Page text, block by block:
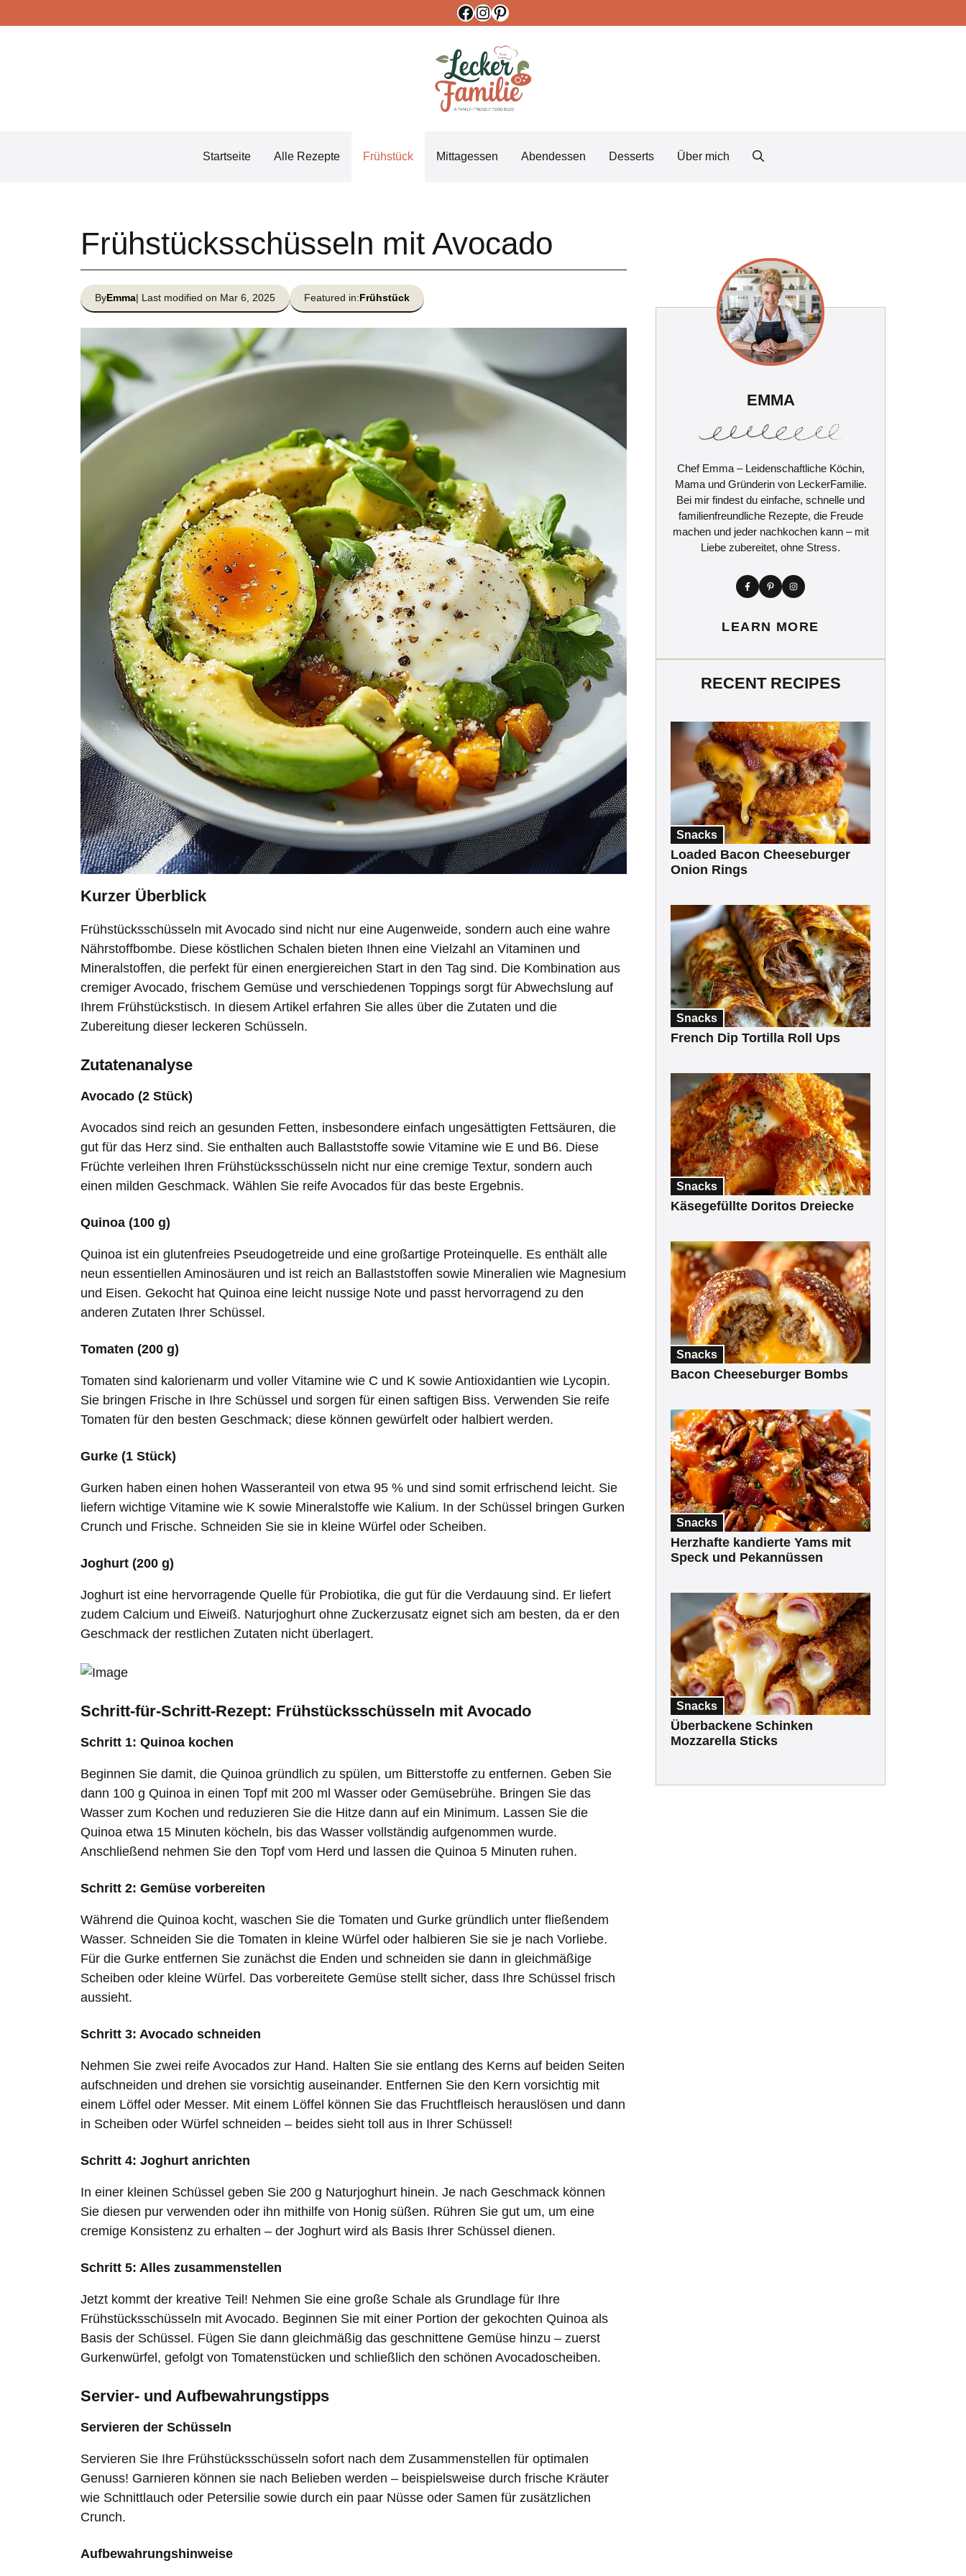
Facebook
Instagram
Pinterest
Startseite Alle Rezepte Frühstück Mittagessen Abendessen Desserts Über mich
Frühstücksschüsseln mit Avocado
ByEmma| Last modified on Mar 6, 2025 Featured in:Frühstück
Kurzer Überblick
Frühstücksschüsseln mit Avocado sind nicht nur eine Augenweide, sondern auch eine wahre
Nährstoffbombe. Diese köstlichen Schalen bieten Ihnen eine Vielzahl an Vitaminen und
Mineralstoffen, die perfekt für einen energiereichen Start in den Tag sind. Die Kombination aus
cremiger Avocado, frischem Gemüse und verschiedenen Toppings sorgt für Abwechslung auf
Ihrem Frühstückstisch. In diesem Artikel erfahren Sie alles über die Zutaten und die
Zubereitung dieser leckeren Schüsseln.
Zutatenanalyse
Avocado (2 Stück)
Avocados sind reich an gesunden Fetten, insbesondere einfach ungesättigten Fettsäuren, die
gut für das Herz sind. Sie enthalten auch Ballaststoffe sowie Vitamine wie E und B6. Diese
Früchte verleihen Ihren Frühstücksschüsseln nicht nur eine cremige Textur, sondern auch
einen milden Geschmack. Wählen Sie reife Avocados für das beste Ergebnis.
Quinoa (100 g)
Quinoa ist ein glutenfreies Pseudogetreide und eine großartige Proteinquelle. Es enthält alle
neun essentiellen Aminosäuren und ist reich an Ballaststoffen sowie Mineralien wie Magnesium
und Eisen. Gekocht hat Quinoa eine leicht nussige Note und passt hervorragend zu den
anderen Zutaten Ihrer Schüssel.
Tomaten (200 g)
Tomaten sind kalorienarm und voller Vitamine wie C und K sowie Antioxidantien wie Lycopin.
Sie bringen Frische in Ihre Schüssel und sorgen für einen saftigen Biss. Verwenden Sie reife
Tomaten für den besten Geschmack; diese können gewürfelt oder halbiert werden.
Gurke (1 Stück)
Gurken haben einen hohen Wasseranteil von etwa 95 % und sind somit erfrischend leicht. Sie
liefern wichtige Vitamine wie K sowie Mineralstoffe wie Kalium. In der Schüssel bringen Gurken
Crunch und Frische. Schneiden Sie sie in kleine Würfel oder Scheiben.
Joghurt (200 g)
Joghurt ist eine hervorragende Quelle für Probiotika, die gut für die Verdauung sind. Er liefert
zudem Calcium und Eiweiß. Naturjoghurt ohne Zuckerzusatz eignet sich am besten, da er den
Geschmack der restlichen Zutaten nicht überlagert.
Schritt-für-Schritt-Rezept: Frühstücksschüsseln mit Avocado
Schritt 1: Quinoa kochen
Beginnen Sie damit, die Quinoa gründlich zu spülen, um Bitterstoffe zu entfernen. Geben Sie
dann 100 g Quinoa in einen Topf mit 200 ml Wasser oder Gemüsebrühe. Bringen Sie das
Wasser zum Kochen und reduzieren Sie die Hitze dann auf ein Minimum. Lassen Sie die
Quinoa etwa 15 Minuten köcheln, bis das Wasser vollständig aufgenommen wurde.
Anschließend nehmen Sie den Topf vom Herd und lassen die Quinoa 5 Minuten ruhen.
Schritt 2: Gemüse vorbereiten
Während die Quinoa kocht, waschen Sie die Tomaten und Gurke gründlich unter fließendem
Wasser. Schneiden Sie die Tomaten in kleine Würfel oder halbieren Sie sie je nach Vorliebe.
Für die Gurke entfernen Sie zunächst die Enden und schneiden sie dann in gleichmäßige
Scheiben oder kleine Würfel. Das vorbereitete Gemüse stellt sicher, dass Ihre Schüssel frisch
aussieht.
Schritt 3: Avocado schneiden
Nehmen Sie zwei reife Avocados zur Hand. Halten Sie sie entlang des Kerns auf beiden Seiten
aufschneiden und drehen sie vorsichtig auseinander. Entfernen Sie den Kern vorsichtig mit
einem Löffel oder Messer. Mit einem Löffel können Sie das Fruchtfleisch herauslösen und dann
in Scheiben oder Würfel schneiden – beides sieht toll aus in Ihrer Schüssel!
Schritt 4: Joghurt anrichten
In einer kleinen Schüssel geben Sie 200 g Naturjoghurt hinein. Je nach Geschmack können
Sie diesen pur verwenden oder ihn mithilfe von Honig süßen. Rühren Sie gut um, um eine
cremige Konsistenz zu erhalten – der Joghurt wird als Basis Ihrer Schüssel dienen.
Schritt 5: Alles zusammenstellen
Jetzt kommt der kreative Teil! Nehmen Sie eine große Schale als Grundlage für Ihre
Frühstücksschüsseln mit Avocado. Beginnen Sie mit einer Portion der gekochten Quinoa als
Basis der Schüssel. Fügen Sie dann gleichmäßig das geschnittene Gemüse hinzu – zuerst
Gurkenwürfel, gefolgt von Tomatenstücken und schließlich den schönen Avocadoscheiben.
Servier- und Aufbewahrungstipps
Servieren der Schüsseln
Servieren Sie Ihre Frühstücksschüsseln sofort nach dem Zusammenstellen für optimalen
Genuss! Garnieren können sie nach Belieben werden – beispielsweise durch frische Kräuter
wie Schnittlauch oder Petersilie sowie durch ein paar Nüsse oder Samen für zusätzlichen
Crunch.
Aufbewahrungshinweise
EMMA
Chef Emma – Leidenschaftliche Köchin,
Mama und Gründerin von LeckerFamilie.
Bei mir findest du einfache, schnelle und
familienfreundliche Rezepte, die Freude
machen und jeder nachkochen kann – mit
Liebe zubereitet, ohne Stress.
LEARN MORE
RECENT RECIPES
Snacks
Loaded Bacon Cheeseburger
Onion Rings
Snacks
French Dip Tortilla Roll Ups
Snacks
Käsegefüllte Doritos Dreiecke
Snacks
Bacon Cheeseburger Bombs
Snacks
Herzhafte kandierte Yams mit
Speck und Pekannüssen
Snacks
Überbackene Schinken
Mozzarella Sticks